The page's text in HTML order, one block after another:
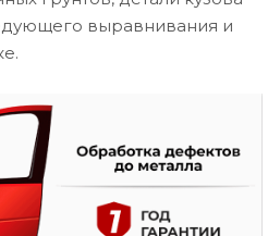
выравнивания и